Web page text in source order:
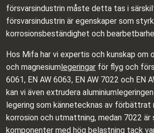
försvarsindustrin måste detta tas i
försvarsindustrin är egenskaper som
korrosionsbeständighet och
Hos Mifa har vi expertis och kunskap om
och magnesiumlegeringar för flyg och
6061, EN AW 6063, EN AW 7022 och EN
kan vi även extrudera
legering som kännetecknas av
korrosion och utmattning, medan 7022
komponenter med hög belastning tack